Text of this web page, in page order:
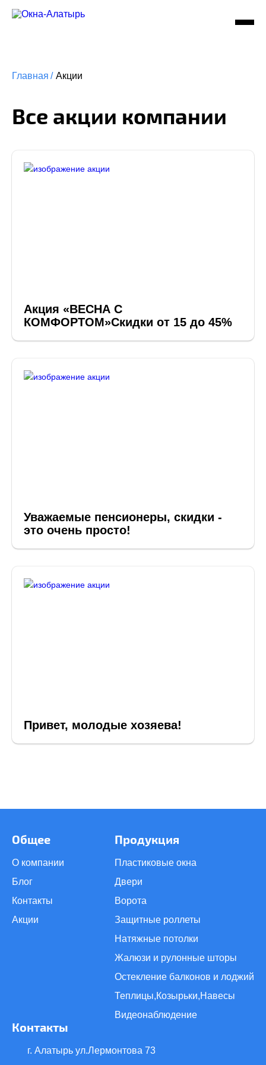
Главная / Акции
Все акции компании
Акция «ВЕСНА С
КОМФОРТОМ»Скидки от 15 до 45%
Уважаемые пенсионеры, скидки -
это очень просто!
Привет, молодые хозяева!
Общее
О компании
Блог
Контакты
Акции
Продукция
Пластиковые окна
Двери
Ворота
Защитные роллеты
Натяжные потолки
Жалюзи и рулонные шторы
Остекление балконов и лоджий
Теплицы,Козырьки,Навесы
Видеонаблюдение
Контакты
г. Алатырь ул.Лермонтова 73